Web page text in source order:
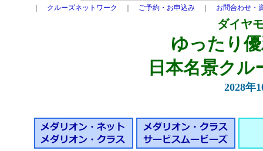
クルーズネットワーク ご予約・お申込み お問合わせ・
ダイヤ
ゆったり
日本名景クル
2028年